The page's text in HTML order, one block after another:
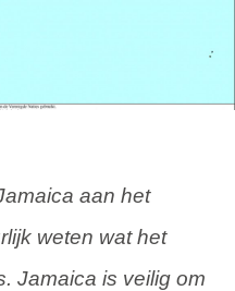
aan het
weten wat het
Jamaica is veilig om